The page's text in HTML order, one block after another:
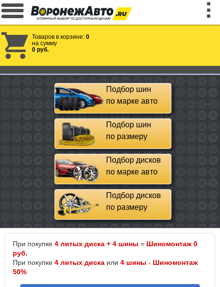
Товаров в корзине: 0
на сумму
0 руб.
Подбор шин
по марке авто
Подбор шин
по размеру
Подбор дисков
по марке авто
Подбор дисков
по размеру
При покупке 4 литых диска + 4 шины = Шиномонтаж 0
руб.
При покупке 4 литых диска или 4 шины - Шиномонтаж
50%